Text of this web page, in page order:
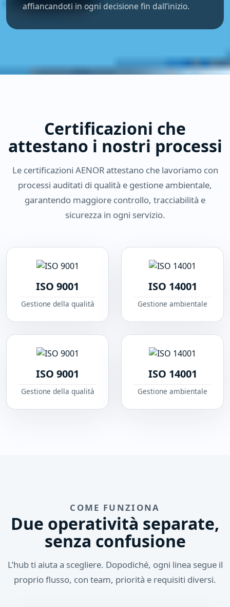
affiancandoti in ogni decisione fin dall’inizio.
Certificazioni che
attestano i nostri processi
Le certificazioni AENOR attestano che lavoriamo con
processi auditati di qualità e gestione ambientale,
garantendo maggiore controllo, tracciabilità e
sicurezza in ogni servizio.
ISO 9001
Gestione della qualità
ISO 14001
Gestione ambientale
ISO 9001
Gestione della qualità
ISO 14001
Gestione ambientale
COME FUNZIONA
Due operatività separate,
senza confusione
L’hub ti aiuta a scegliere. Dopodiché, ogni linea segue il
proprio flusso, con team, priorità e requisiti diversi.